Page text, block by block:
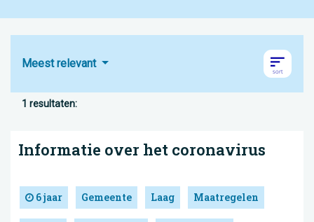
Meest relevant
1 resultaten:
Informatie over het coronavirus
6 jaar Gemeente Laag Maatregelen